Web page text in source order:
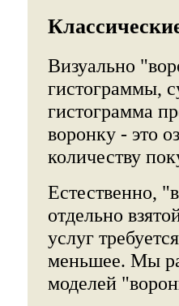
Визуально
гистограммы,
гистограмма
воронку - это
количеству
Естественно,
отдельно
услуг
меньшее. Мы
моделей